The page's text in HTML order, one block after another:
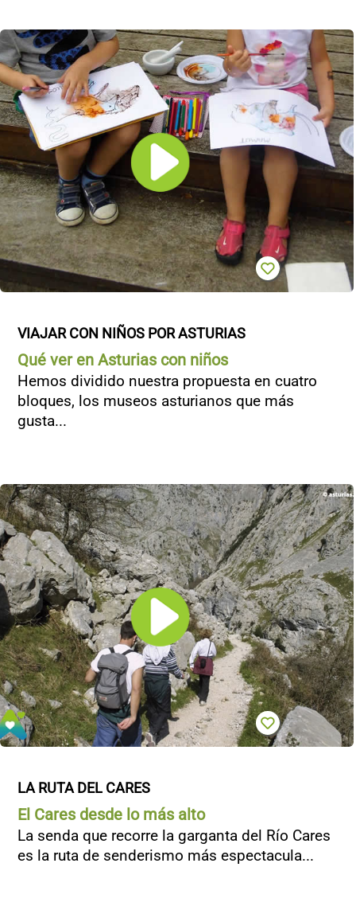
VIAJAR CON NIÑOS POR ASTURIAS
Qué ver en Asturias con niños
Hemos dividido nuestra propuesta en cuatro
bloques, los museos asturianos que más
gusta...
LA RUTA DEL CARES
El Cares desde lo más alto
La senda que recorre la garganta del Río Cares
es la ruta de senderismo más espectacula...